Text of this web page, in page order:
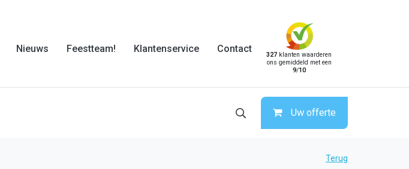
Nieuws Feestteam! Klantenservice Contact
327 klanten waarderen
ons gemiddeld met een
9/10
Uw offerte
Terug